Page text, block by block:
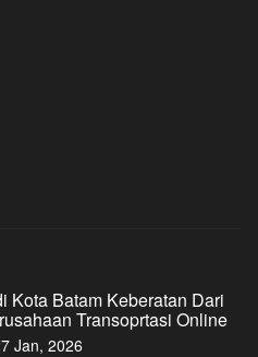
Kota Batam Keberatan Dari
Transoprtasi Online
Jan, 2026